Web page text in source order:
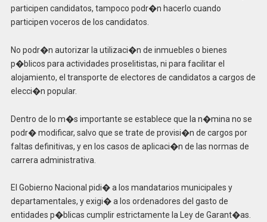
participen candidatos, tampoco podr�n hacerlo cuando
participen voceros de los candidatos.
No podr�n autorizar la utilizaci�n de inmuebles o bienes
p�blicos para actividades proselitistas, ni para facilitar el
alojamiento, el transporte de electores de candidatos a cargos de
elecci�n popular.
Dentro de lo m�s importante se establece que la n�mina no se
podr� modificar, salvo que se trate de provisi�n de cargos por
faltas definitivas, y en los casos de aplicaci�n de las normas de
carrera administrativa.
El Gobierno Nacional pidi� a los mandatarios municipales y
departamentales, y exigi� a los ordenadores del gasto de
entidades p�blicas cumplir estrictamente la Ley de Garant�as.